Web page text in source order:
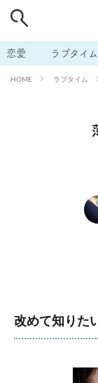
恋愛 ラブタイム
HOME ラブタイム
改めて知りた
# 出会う方法